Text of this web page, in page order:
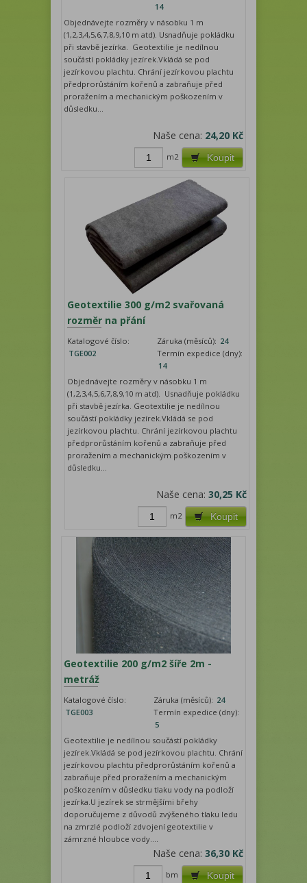
14
Objednávejte rozměry v násobku 1 m
(1,2,3,4,5,6,7,8,9,10 m atd). Usnadňuje pokládku
při stavbě jezírka. Geotextilie je nedílnou
součástí pokládky jezírek.Vkládá se pod
jezírkovou plachtu. Chrání jezírkovou plachtu
předprorůstáním kořenů a zabraňuje před
proražením a mechanickým poškozením v
důsledku...
Naše cena: 24,20 Kč
Koupit
m2
Geotextilie 300 g/m2 svařovaná
rozměr na přání
Katalogové číslo:
TGE002
Záruka (měsíců): 24
Termín expedice (dny):
14
Objednávejte rozměry v násobku 1 m
(1,2,3,4,5,6,7,8,9,10 m atd). Usnadňuje pokládku
při stavbě jezírka. Geotextilie je nedílnou
součástí pokládky jezírek.Vkládá se pod
jezírkovou plachtu. Chrání jezírkovou plachtu
předprorůstáním kořenů a zabraňuje před
proražením a mechanickým poškozením v
důsledku...
Naše cena:30,25 Kč
Koupit
m2
Geotextilie 200 g/m2 šíře 2m -
metráž
Katalogové číslo:
TGE003
Záruka (měsíců): 24
Termín expedice (dny):
5
Geotextilie je nedílnou součástí pokládky
jezírek.Vkládá se pod jezírkovou plachtu. Chrání
jezírkovou plachtu předprorůstáním kořenů a
zabraňuje před proražením a mechanickým
poškozením v důsledku tlaku vody na podloží
jezírka.U jezírek se strmějšími břehy
doporučujeme z důvodů zvýšeného tlaku ledu
na zmrzlé podloží zdvojení geotextilie v
zámrzné hloubce vody....
Naše cena: 36,30 Kč
Koupit
bm